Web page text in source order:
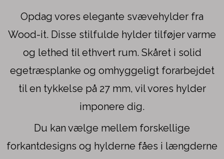
Opdag vores elegante svævehylder fra
Wood-it. Disse stilfulde hylder tilføjer varme
og lethed til ethvert rum. Skåret i solid
egetræsplanke og omhyggeligt forarbejdet
til en tykkelse på 27 mm, vil vores hylder
imponere dig.
Du kan vælge mellem forskellige
forkantdesigns og hylderne fåes i længderne